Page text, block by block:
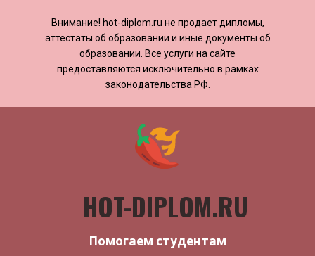
Внимание! ​​​​hot-diplom.ru не продает дипломы,
аттестаты об образовании и иные документы об
образовании. Все услуги на сайте
предоставляются исключительно в рамках
законодательства РФ.
HOT-DIPLOM.RU
Помогаем студентам